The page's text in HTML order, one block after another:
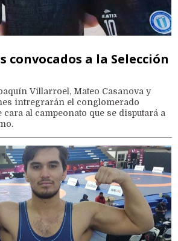
convocados a la Selección
Villarroel, Mateo Casanova y
intregrarán el conglomerado
al campeonato que se disputará a